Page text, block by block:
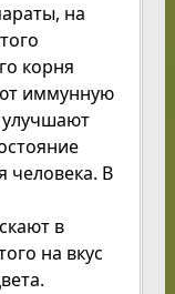
на
корня
иммунную
улучшают
человека. В
в
на вкус